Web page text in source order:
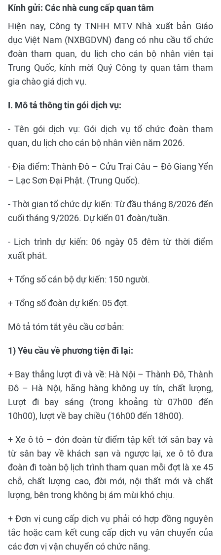
Kính gửi: Các nhà cung cấp quan tâm
Hiện nay, Công ty TNHH MTV Nhà xuất bản Giáo
dục Việt Nam (NXBGDVN) đang có nhu cầu tổ chức
đoàn tham quan, du lịch cho cán bộ nhân viên tại
Trung Quốc, kính mời Quý Công ty quan tâm tham
gia chào giá dịch vụ.
I. Mô tả thông tin gói dịch vụ:
- Tên gói dịch vụ: Gói dịch vụ tổ chức đoàn tham
quan, du lịch cho cán bộ nhân viên năm 2026.
- Địa điểm: Thành Đô – Cửu Trại Câu – Đô Giang Yển
– Lạc Sơn Đại Phật. (Trung Quốc).
- Thời gian tổ chức dự kiến: Từ đầu tháng 8/2026 đến
cuối tháng 9/2026. Dự kiến 01 đoàn/tuần.
- Lịch trình dự kiến: 06 ngày 05 đêm từ thời điểm
xuất phát.
+ Tổng số cán bộ dự kiến: 150 người.
+ Tổng số đoàn dự kiến: 05 đợt.
Mô tả tóm tắt yêu cầu cơ bản:
1) Yêu cầu về phương tiện đi lại:
+ Bay thẳng lượt đi và về: Hà Nội – Thành Đô, Thành
Đô – Hà Nội, hãng hàng không uy tín, chất lượng,
Lượt đi bay sáng (trong khoảng từ 07h00 đến
10h00), lượt về bay chiều (16h00 đến 18h00).
+ Xe ô tô – đón đoàn từ điểm tập kết tới sân bay và
từ sân bay về khách sạn và ngược lại, xe ô tô đưa
đoàn đi toàn bộ lịch trình tham quan mỗi đợt là xe 45
chỗ, chất lượng cao, đời mới, nội thất mới và chất
lượng, bên trong không bị ám mùi khó chịu.
+ Đơn vị cung cấp dịch vụ phải có hợp đồng nguyên
tắc hoặc cam kết cung cấp dịch vụ vận chuyển của
các đơn vị vận chuyển có chức năng.